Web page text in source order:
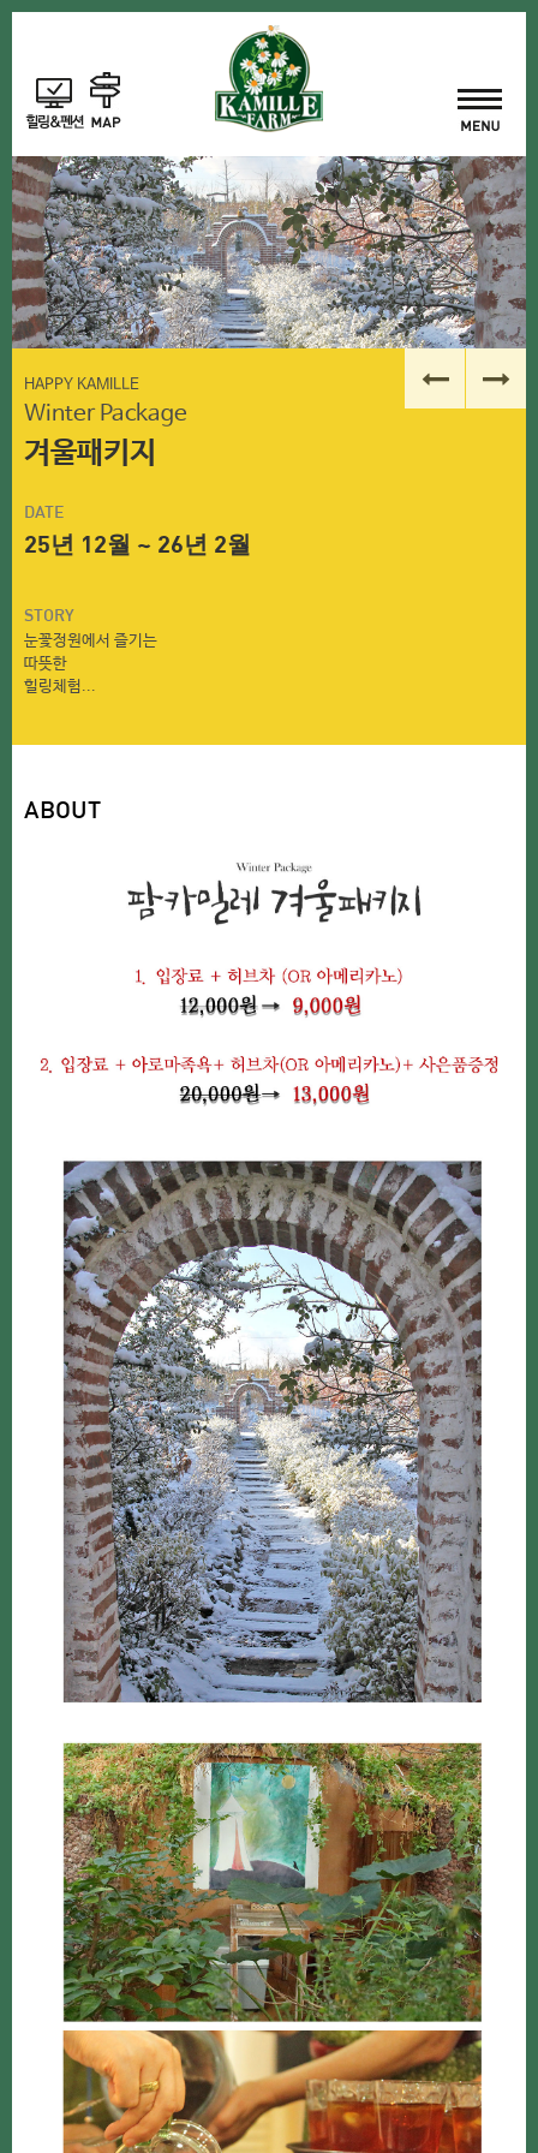
HAPPY KAMILLE
Winter Package
겨울패키지
DATE
25년 12월 ~ 26년 2월
STORY
눈꽃정원에서 즐기는
따뜻한
힐링체험...
ABOUT